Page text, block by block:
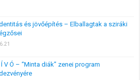
és jövőépítés – Elballagtak a sziráki
Í V Ó – “Minta diák” zenei program